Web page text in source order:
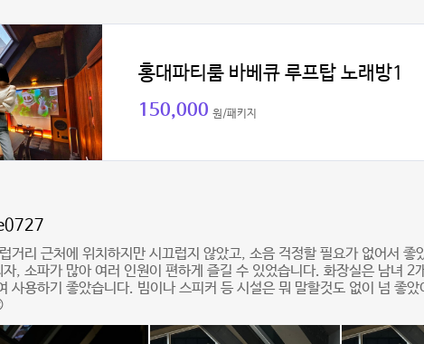
홍대파티룸 바베큐 루프탑 노래방1
150,000 원/패키지
거리 근처에 위치하지만 시끄럽지 않았고, 소음 걱정할 필요가 없어서 좋
, 소파가 많아 여러 인원이 편하게 즐길 수 있었습니다. 화장실은 남녀 2
사용하기 좋았습니다. 빔이나 스피커 등 시설은 뭐 말할것도 없이 넘 좋